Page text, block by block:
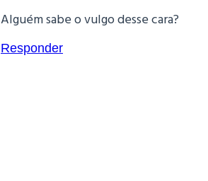
Alguém sabe o vulgo desse cara?
Responder